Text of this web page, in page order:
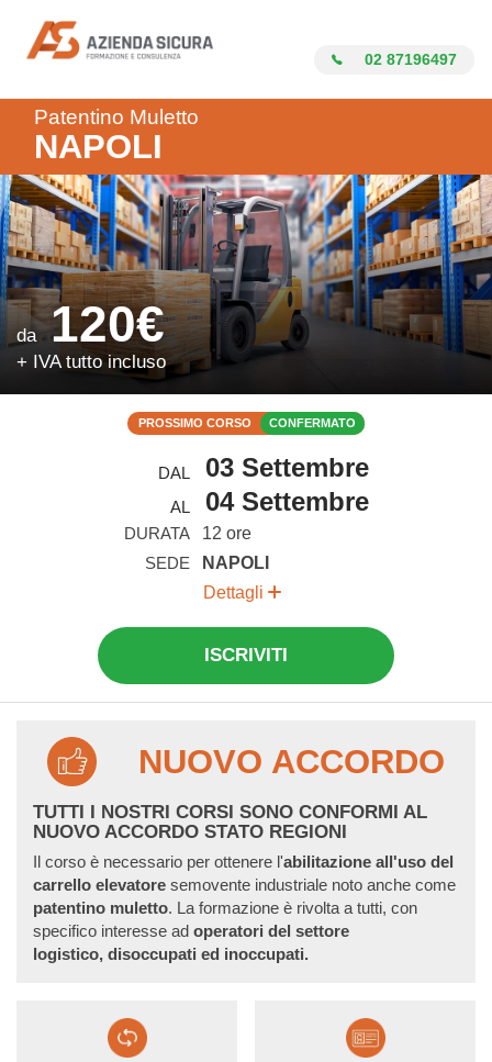
02 87196497
Azienda Sicura
Patentino Muletto
NAPOLI
da120€
+ IVA tutto incluso
PROSSIMO CORSO CONFERMATO
DAL 03 Settembre
AL 04 Settembre
DURATA
12 ore
SEDE
NAPOLI
Dettagli
ISCRIVITI
NUOVO ACCORDO
TUTTI I NOSTRI CORSI SONO CONFORMI AL
NUOVO ACCORDO STATO REGIONI
Il corso è necessario per ottenere l'abilitazione all'uso del
carrello elevatore semovente industriale noto anche come
patentino muletto. La formazione è rivolta a tutti, con
specifico interesse ad operatori del settore
logistico, disoccupati ed inoccupati.